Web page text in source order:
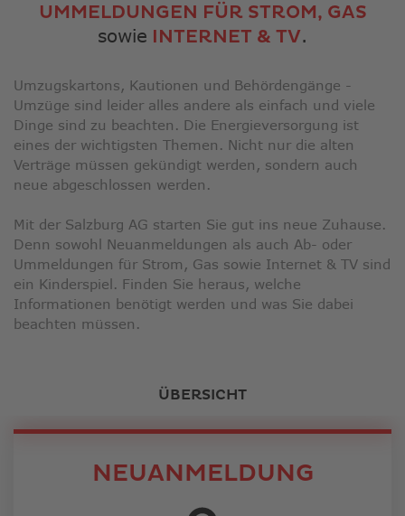
UMMELDUNGEN FÜR STROM, GAS
sowie INTERNET & TV.
Umzugskartons, Kautionen und Behördengänge -
Umzüge sind leider alles andere als einfach und viele
Dinge sind zu beachten. Die Energieversorgung ist
eines der wichtigsten Themen. Nicht nur die alten
Verträge müssen gekündigt werden, sondern auch
neue abgeschlossen werden.
Mit der Salzburg AG starten Sie gut ins neue Zuhause.
Denn sowohl Neuanmeldungen als auch Ab- oder
Ummeldungen für Strom, Gas sowie Internet & TV sind
ein Kinderspiel. Finden Sie heraus, welche
Informationen benötigt werden und was Sie dabei
beachten müssen.
ÜBERSICHT
NEUANMELDUNG